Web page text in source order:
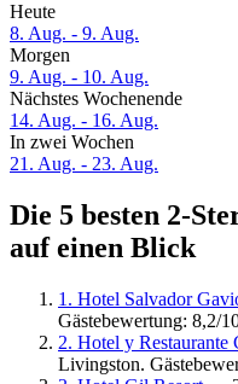
Heute
8. Aug. - 9. Aug.
Morgen
9. Aug. - 10. Aug.
Nächstes Wochenende
14. Aug. - 16. Aug.
In zwei Wochen
21. Aug. - 23. Aug.
Die 5 besten 2-
auf einen Blick
1. Hotel Salvador
Gästebewertung: 8,2/
2. Hotel y Restaurante
Livingston.